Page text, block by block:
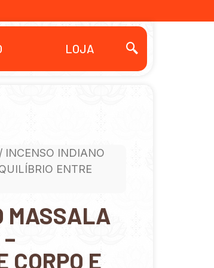
LOJA
/ INCENSO INDIANO
ENTRE
MASSALA
CORPO E